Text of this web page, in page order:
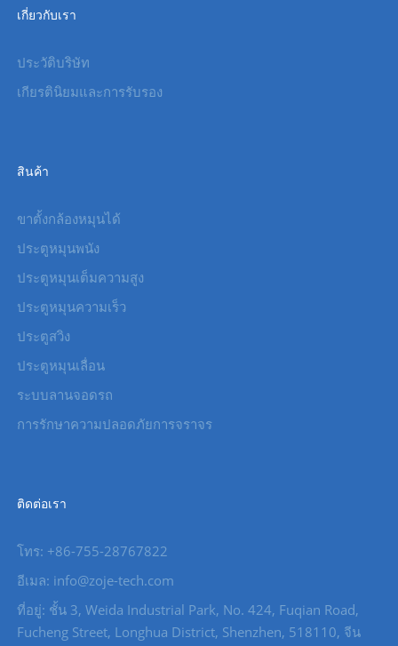
เกี่ยวกับเรา
ประวัติบริษัท
เกียรตินิยมและการรับรอง
สินค้า
ขาตั้งกล้องหมุนได้
ประตูหมุนพนัง
ประตูหมุนเต็มความสูง
ประตูหมุนความเร็ว
ประตูสวิง
ประตูหมุนเลื่อน
ระบบลานจอดรถ
การรักษาความปลอดภัยการจราจร
ติดต่อเรา
โทร: +86-755-28767822
อีเมล: info@zoje-tech.com
ที่อยู่: ชั้น 3, Weida Industrial Park, No. 424, Fuqian Road,
Fucheng Street, Longhua District, Shenzhen, 518110, จีน